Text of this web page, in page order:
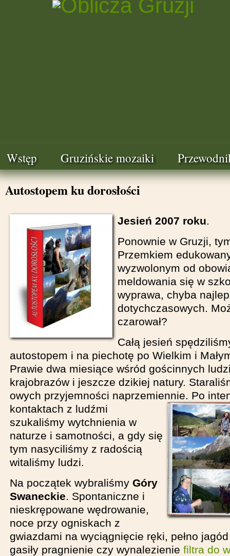
Wstęp Gruzińskie mozaiki
Autostopem ku dorosłości
Jesień 2007 roku.
Ponownie w Gruzji,
Przemkiem
wyzwolonym od
meldowania się w
wyprawa, chyba
dotychczasowych.
czarował?
Całą jesień
autostopem i na piechotę po Wielkim i
Prawie dwa miesiące wśród gościnnych
krajobrazów i jeszcze dzikiej natury.
owych przyjemności naprzemiennie. Po
kontaktach z ludźmi
szukaliśmy wytchnienia w
naturze i samotności, a gdy się
tym nasyciliśmy z radością
witaliśmy ludzi.
Na początek wybraliśmy Góry
Swaneckie. Spontaniczne i
nieskrępowane wędrowanie,
noce przy ogniskach z
gwiazdami na wyciągnięcie ręki, pełno
gasiły pragnienie czy wynalezienie filtra do